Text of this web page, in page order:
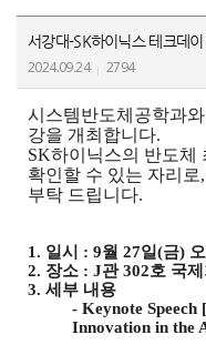
서강대-SK하이닉스 테크데
2024.09.24 2794
시스템반도체공학과와
강을 개최합니다.
SK하이닉스의 반도체
확인할 수 있는 자리로,
부탁 드립니다.
1. 일시 : 9월 27일(금)
2. 장소 : J관302호 국
3. 세부 내용
- Keynote Speech
Innovation in the